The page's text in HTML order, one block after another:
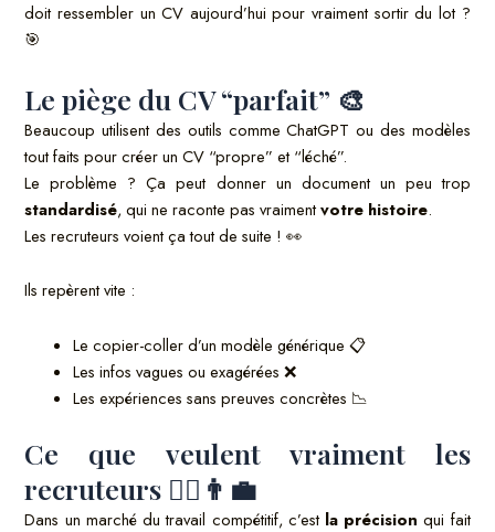
doit ressembler un CV aujourd’hui pour vraiment sortir du lot ?
🎯
Le piège du CV “parfait” 🎨
Beaucoup utilisent des outils comme ChatGPT ou des modèles
tout faits pour créer un CV “propre” et “léché”.
Le problème ? Ça peut donner un document un peu trop
standardisé, qui ne raconte pas vraimentvotre histoire.
Les recruteurs voient ça tout de suite ! 👀
Ils repèrent vite :
Le copier-coller d’un modèle générique 📋
Les infos vagues ou exagérées ❌
Les expériences sans preuves concrètes 📉
Ce que veulent vraiment les
recruteurs 👷‍♀️👨‍💼
Dans un marché du travail compétitif, c’est la précision qui fait